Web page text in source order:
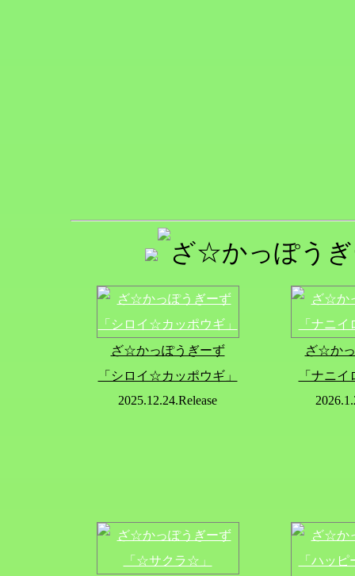
ざ☆かっぽうぎーず
「シロイ☆カッポウギ」
2025.12.24.Release
ざ☆か
「ナニ